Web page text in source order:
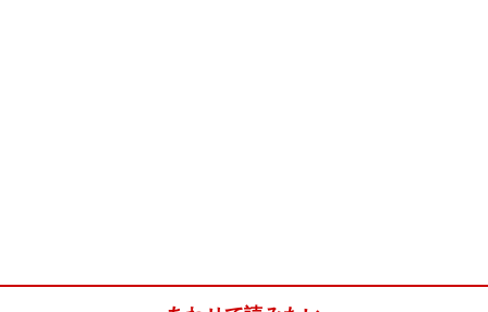
らない証券会社がほとんどです。私は銀行系の証券会社